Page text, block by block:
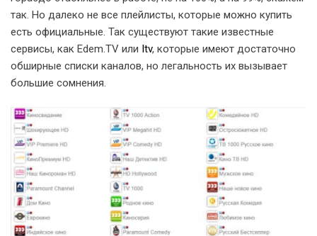
так. Но далеко не все плейлисты, которые можно купить
есть официальные. Так существуют такие известные
сервисы, как Edem.TV или Itv, которые имеют достаточно
обширные списки каналов, но легальность их вызывает
большие сомнения.